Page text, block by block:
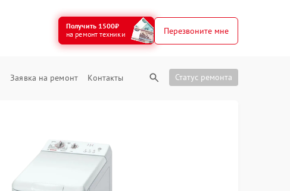
Получить 1500₽
на ремонт техники
Перезвоните мне
Заявка на ремонт Контакты Статус ремонта